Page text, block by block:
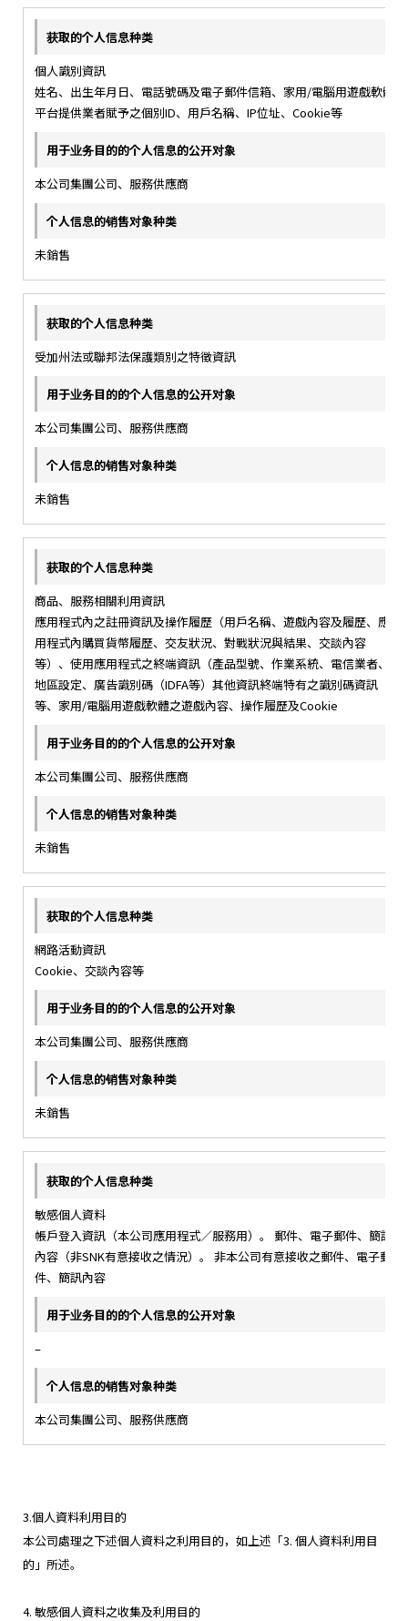
個人識別資訊
姓名、出生年月日、電話號碼及電子郵件信箱、家用/電腦用遊戲軟體
平台提供業者賦予之個別ID、用戶名稱、IP位址、Cookie等
本公司集團公司、服務供應商
未銷售
受加州法或聯邦法保護類別之特徵資訊
本公司集團公司、服務供應商
未銷售
商品、服務相關利用資訊
應用程式內之註冊資訊及操作履歷（用戶名稱、遊戲內容及履歷、應
用程式內購買貨幣履歷、交友狀況、對戰狀況與結果、交談內容
等）、使用應用程式之終端資訊（產品型號、作業系統、電信業者、
地區設定、廣告識別碼（IDFA等）其他資訊終端特有之識別碼資訊
等、家用/電腦用遊戲軟體之遊戲內容、操作履歷及Cookie
本公司集團公司、服務供應商
未銷售
網路活動資訊
Cookie、交談內容等
本公司集團公司、服務供應商
未銷售
敏感個人資料
帳戶登入資訊（本公司應用程式／服務用）。 郵件、電子郵件、簡訊
內容（非SNK有意接收之情況）。 非本公司有意接收之郵件、電子郵
件、簡訊內容
–
本公司集團公司、服務供應商
3.個人資料利用目的
本公司處理之下述個人資料之利用目的，如上述「3. 個人資料利用目
的」所述。
4. 敏感個人資料之收集及利用目的